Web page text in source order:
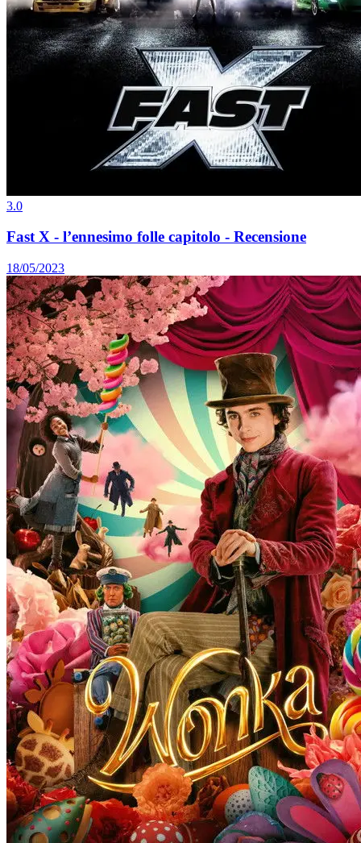
3.0
Fast X - l’ennesimo folle capitolo - Recensione
18/05/2023